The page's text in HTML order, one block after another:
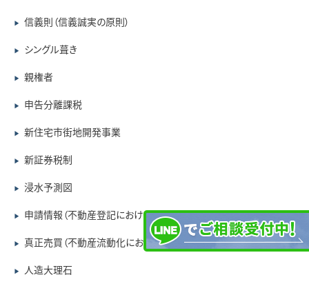
▶ 信義則（信義誠実の原則）
▶ シングル葺き
▶ 親権者
▶ 申告分離課税
▶ 新住宅市街地開発事業
▶ 新証券税制
▶ 浸水予測図
▶ 申請情報（不動産登記における～）
▶ 真正売買（不動産流動化における）
▶ 人造大理石